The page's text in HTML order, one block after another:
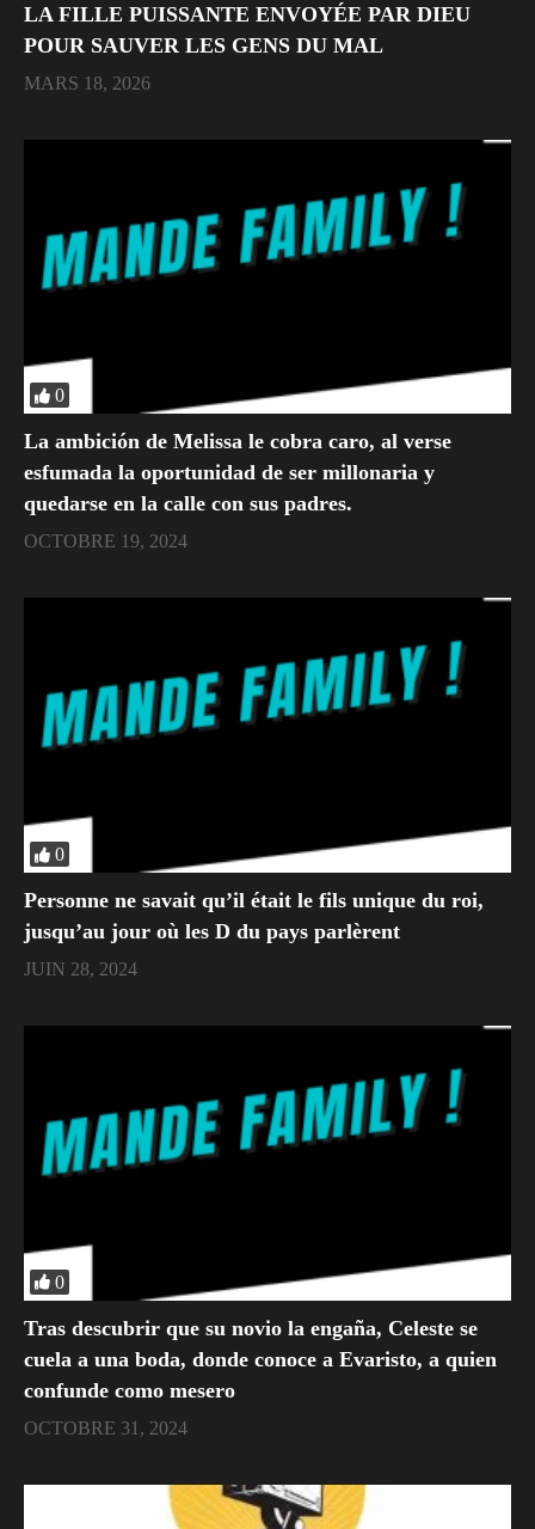
LA FILLE PUISSANTE ENVOYÉE PAR DIEU
POUR SAUVER LES GENS DU MAL
MARS 18, 2026
0
La ambición de Melissa le cobra caro, al verse
esfumada la oportunidad de ser millonaria y
quedarse en la calle con sus padres.
OCTOBRE 19, 2024
0
Personne ne savait qu’il était le fils unique du roi,
jusqu’au jour où les D du pays parlèrent
JUIN 28, 2024
0
Tras descubrir que su novio la engaña, Celeste se
cuela a una boda, donde conoce a Evaristo, a quien
confunde como mesero
OCTOBRE 31, 2024